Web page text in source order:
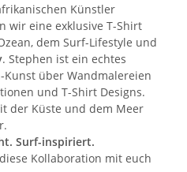
Künstler
wir eine exklusive T-Shirt
dem Surf-Lifestyle und
. Stephen ist ein echtes
über Wandmalereien
und T-Shirt Designs.
der Küste und dem Meer
Surf-inspiriert.
Kollaboration mit euch